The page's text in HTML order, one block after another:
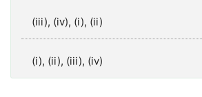
(iii), (iv), (i), (ii)
(i), (ii), (iii), (iv)